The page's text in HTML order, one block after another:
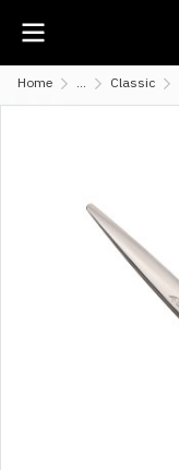
Home ... Classic